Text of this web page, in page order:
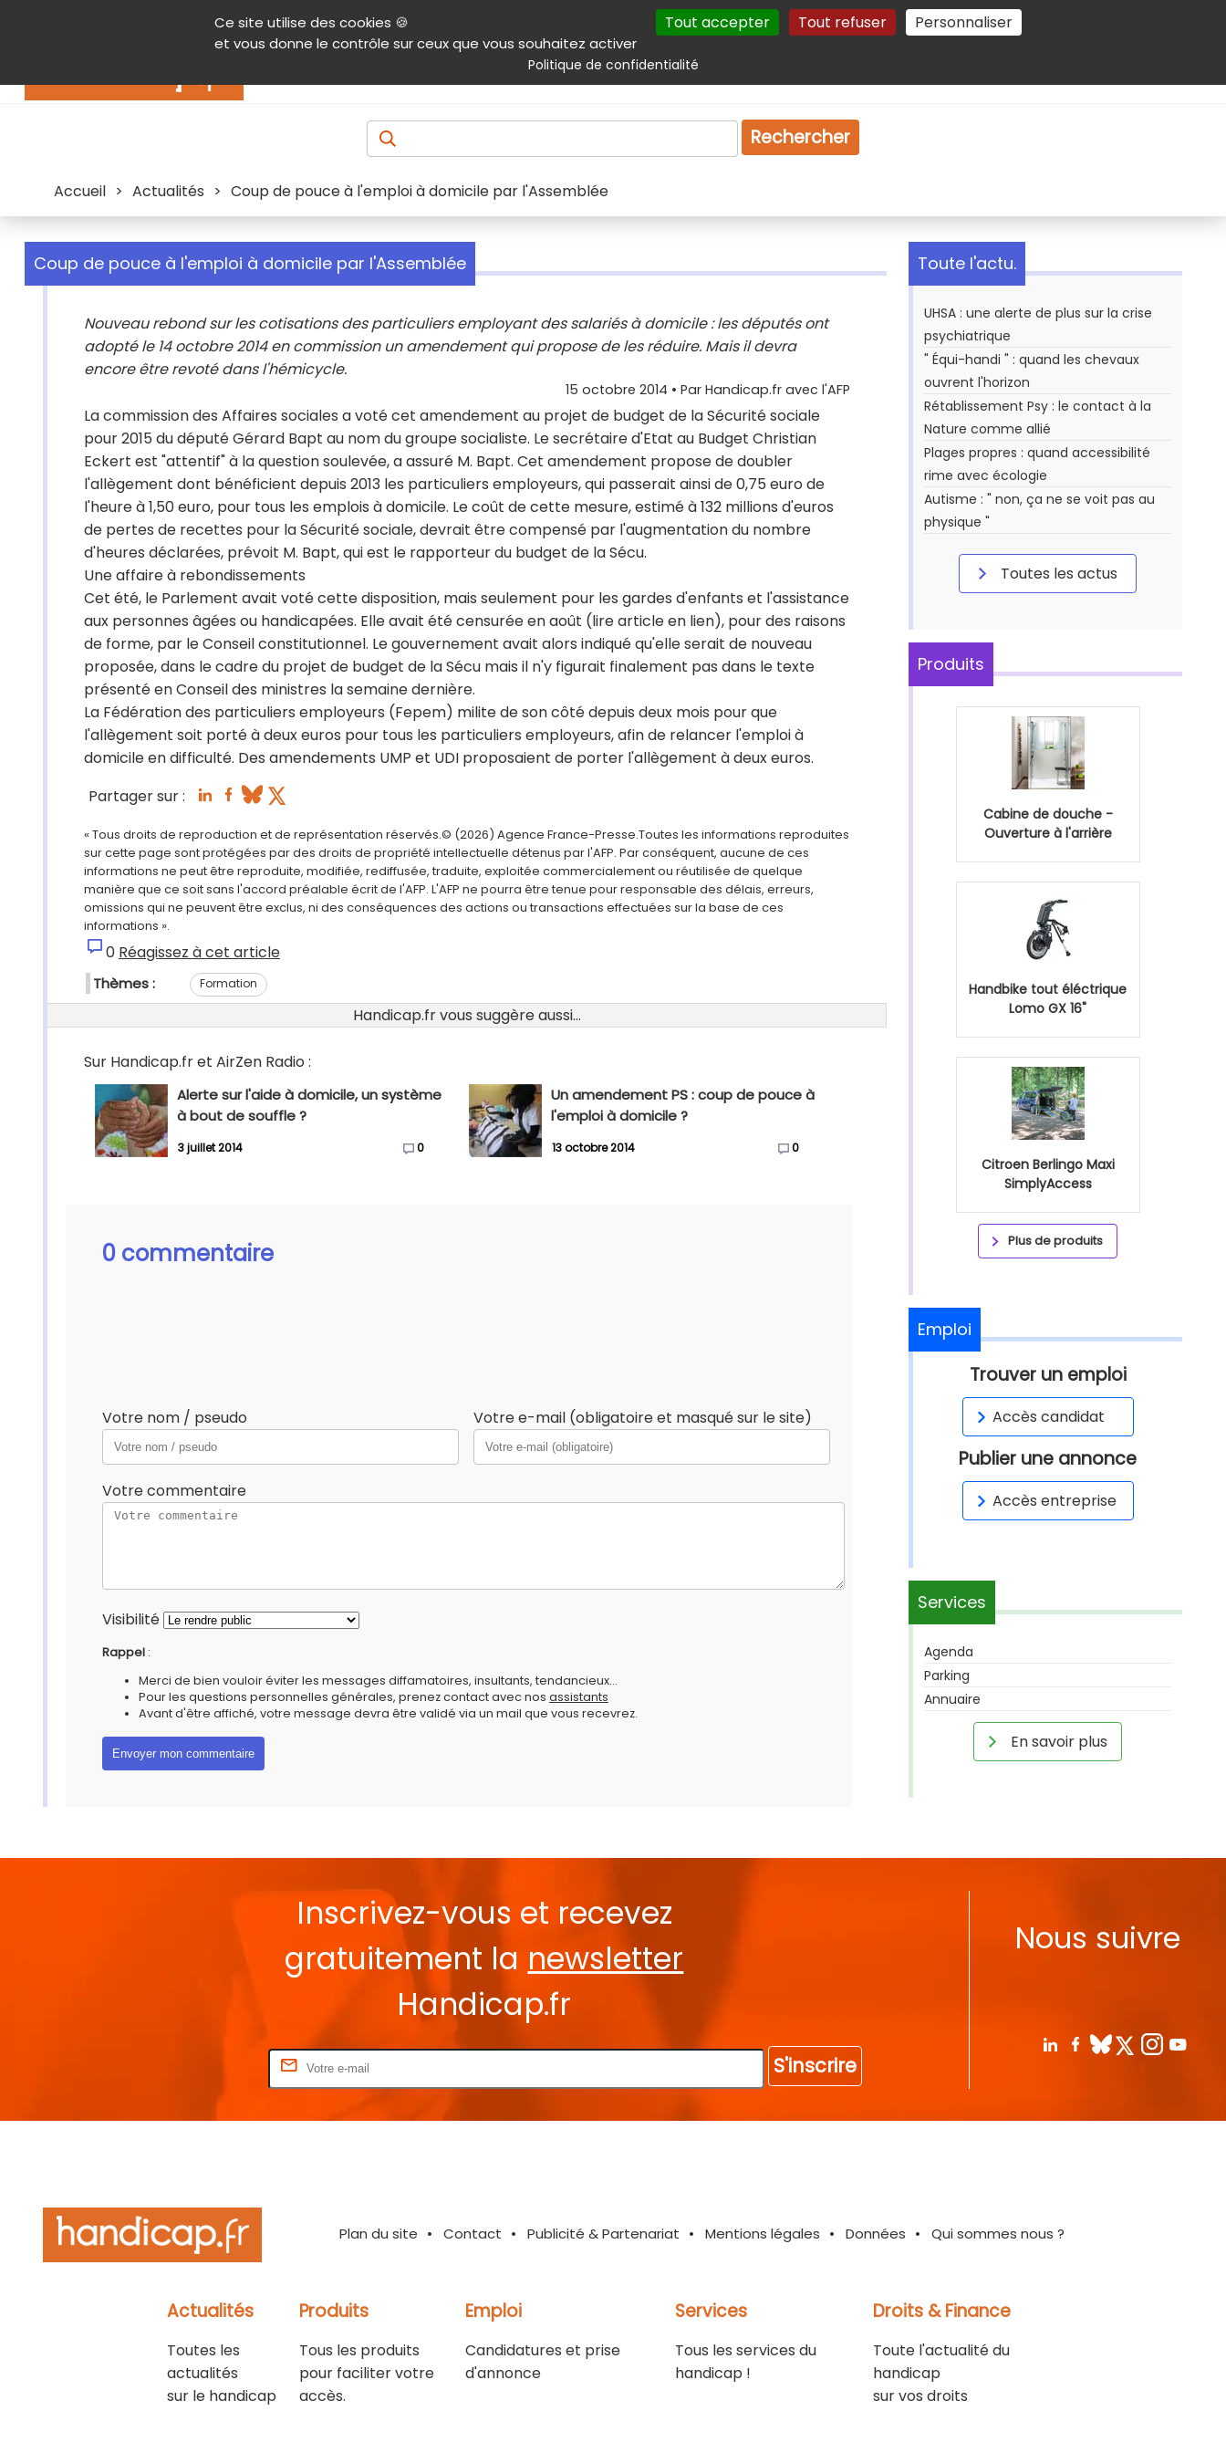
Ce site utilise des cookies 🍪
et vous donne le contrôle sur ceux que vous souhaitez activer
Tout accepter Tout refuser Personnaliser
Politique de confidentialité
Contenu Aide et accessibilité Menu principal Autres services Plan du site Gestion des cookies
Produits & services Emploi Droit
Rechercher
Accueil > Actualités > Coup de pouce à l'emploi à domicile par l'Assemblée
Coup de pouce à l'emploi à domicile par l'Assemblée
Nouveau rebond sur les cotisations des particuliers employant des salariés à domicile : les députés ont
adopté le 14 octobre 2014 en commission un amendement qui propose de les réduire. Mais il devra
encore être revoté dans l'hémicycle.
15 octobre 2014 • Par Handicap.fr avec l'AFP
La commission des Affaires sociales a voté cet amendement au projet de budget de la Sécurité sociale
pour 2015 du député Gérard Bapt au nom du groupe socialiste. Le secrétaire d'Etat au Budget Christian
Eckert est "attentif" à la question soulevée, a assuré M. Bapt. Cet amendement propose de doubler
l'allègement dont bénéficient depuis 2013 les particuliers employeurs, qui passerait ainsi de 0,75 euro de
l'heure à 1,50 euro, pour tous les emplois à domicile. Le coût de cette mesure, estimé à 132 millions d'euros
de pertes de recettes pour la Sécurité sociale, devrait être compensé par l'augmentation du nombre
d'heures déclarées, prévoit M. Bapt, qui est le rapporteur du budget de la Sécu.
Une affaire à rebondissements
Cet été, le Parlement avait voté cette disposition, mais seulement pour les gardes d'enfants et l'assistance
aux personnes âgées ou handicapées. Elle avait été censurée en août (lire article en lien), pour des raisons
de forme, par le Conseil constitutionnel. Le gouvernement avait alors indiqué qu'elle serait de nouveau
proposée, dans le cadre du projet de budget de la Sécu mais il n'y figurait finalement pas dans le texte
présenté en Conseil des ministres la semaine dernière.
La Fédération des particuliers employeurs (Fepem) milite de son côté depuis deux mois pour que
l'allègement soit porté à deux euros pour tous les particuliers employeurs, afin de relancer l'emploi à
domicile en difficulté. Des amendements UMP et UDI proposaient de porter l'allègement à deux euros.
Partager sur :
« Tous droits de reproduction et de représentation réservés.© (2026) Agence France-Presse.Toutes les informations reproduites
sur cette page sont protégées par des droits de propriété intellectuelle détenus par l'AFP. Par conséquent, aucune de ces
informations ne peut être reproduite, modifiée, rediffusée, traduite, exploitée commercialement ou réutilisée de quelque
manière que ce soit sans l'accord préalable écrit de l'AFP. L'AFP ne pourra être tenue pour responsable des délais, erreurs,
omissions qui ne peuvent être exclus, ni des conséquences des actions ou transactions effectuées sur la base de ces
informations ».
0 Réagissez à cet article
Thèmes : Formation
Handicap.fr vous suggère aussi...
Sur Handicap.fr et AirZen Radio :
Alerte sur l'aide à domicile, un système
à bout de souffle ?
3 juillet 2014 0
Un amendement PS : coup de pouce à
l'emploi à domicile ?
13 octobre 2014 0
0 commentaire
Votre nom / pseudo Votre e-mail (obligatoire et masqué sur le site)
Votre commentaire
Visibilité
Rappel :
Merci de bien vouloir éviter les messages diffamatoires, insultants, tendancieux...
Pour les questions personnelles générales, prenez contact avec nos assistants
Avant d'être affiché, votre message devra être validé via un mail que vous recevrez.
Toute l'actu.
UHSA : une alerte de plus sur la crise
psychiatrique
" Équi-handi " : quand les chevaux
ouvrent l'horizon
Rétablissement Psy : le contact à la
Nature comme allié
Plages propres : quand accessibilité
rime avec écologie
Autisme : " non, ça ne se voit pas au
physique "
Toutes les actus
Produits
Cabine de douche -
Ouverture à l'arrière
Handbike tout éléctrique
Lomo GX 16"
Citroen Berlingo Maxi
SimplyAccess
Plus de produits
Emploi
Trouver un emploi
Accès candidat
Publier une annonce
Accès entreprise
Services
Agenda
Parking
Annuaire
En savoir plus
Inscrivez-vous et recevez
gratuitement la newsletter
Handicap.fr
S'inscrire
Nous suivre
Plan du site Contact Publicité & Partenariat Mentions légales Données Qui sommes nous ?
Actualités
Toutes les
actualités
sur le handicap
Produits
Tous les produits
pour faciliter votre
accès.
Emploi
Candidatures et prise
d'annonce
Services
Tous les services du
handicap !
Droits & Finance
Toute l'actualité du
handicap
sur vos droits